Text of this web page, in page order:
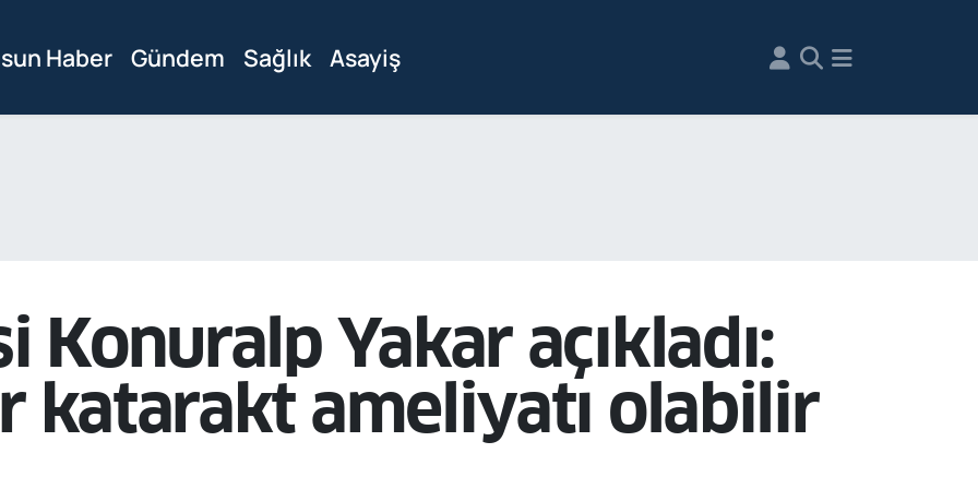
Haber Gündem Sağlık Asayiş
Konuralp Yakar açıkladı:
katarakt ameliyatı olabilir